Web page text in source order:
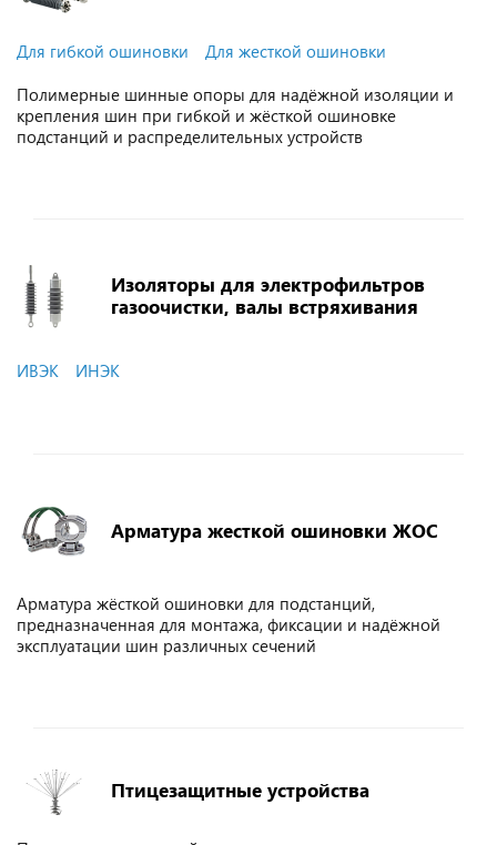
Для гибкой ошиновки
Для жесткой ошиновки
Полимерные шинные опоры для надёжной изоляции и
крепления шин при гибкой и жёсткой ошиновке
подстанций и распределительных устройств
Изоляторы для электрофильтров
газоочистки, валы встряхивания
ИВЭК ИНЭК
Арматура жесткой ошиновки ЖОС
Арматура жёсткой ошиновки для подстанций,
предназначенная для монтажа, фиксации и надёжной
эксплуатации шин различных сечений
Птицезащитные устройства